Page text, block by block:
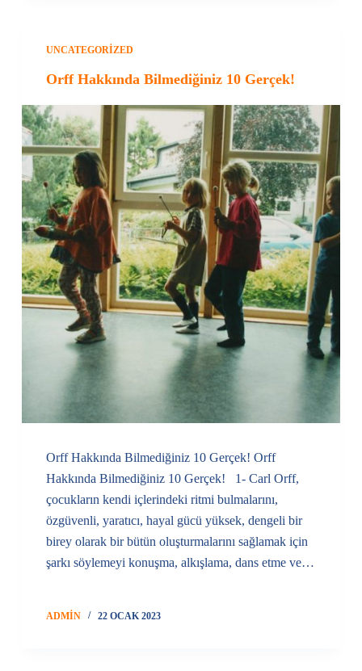
UNCATEGORIZED
Orff Hakkında Bilmediğiniz 10 Gerçek!
Orff Hakkında Bilmediğiniz 10 Gerçek! Orff
Hakkında Bilmediğiniz 10 Gerçek! 1- Carl Orff,
çocukların kendi içlerindeki ritmi bulmalarını,
özgüvenli, yaratıcı, hayal gücü yüksek, dengeli bir
birey olarak bir bütün oluşturmalarını sağlamak için
şarkı söylemeyi konuşma, alkışlama, dans etme ve…
ADMIN 22 OCAK 2023